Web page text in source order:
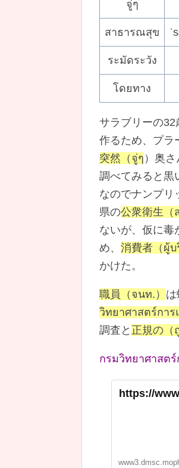
จู่ๆ
สาธารณสุข
ระมัดระวัง
โดยทาง
サラブリーの32
作るため、プラ
突然（จู่ๆ ）奥さ
調べてみると黒
なのでナンプリ
県の公衆衛生
ないが、仮に毒
め、 消費者（ผู้
かけた。
職員（จนท.）
วิทยาศาสตร์การ
調査と 正規の（
กรมวิทยาศาสตร์
https://